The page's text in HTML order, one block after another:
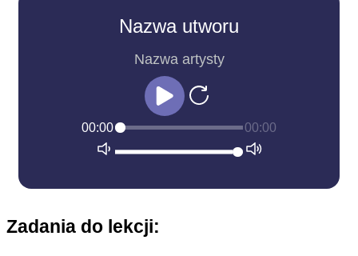
Nazwa utworu
Nazwa artysty
00:00 00:00
Zadania do lekcji: